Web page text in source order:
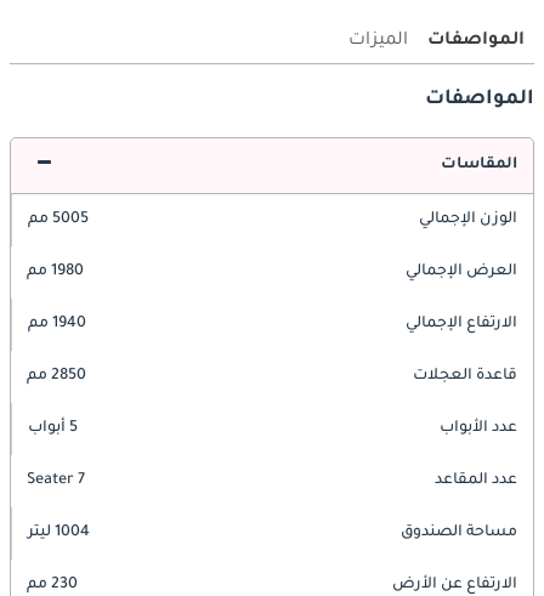
المواصفات الميزات
المواصفات
المقاسات
الوزن الإجمالي 5005 مم
العرض الإجمالي 1980 مم
الارتفاع الإجمالي 1940 مم
قاعدة العجلات 2850 مم
عدد الأبواب 5 أبواب
عدد المقاعد 7 Seater
مساحة الصندوق 1004 ليتر
الارتفاع عن الأرض 230 مم